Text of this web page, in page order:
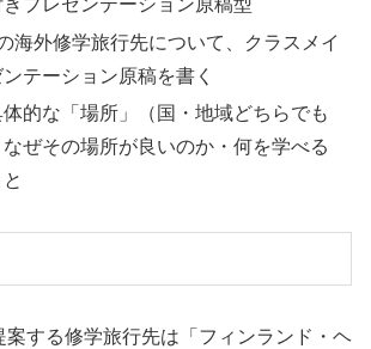
プレゼンテーション原稿型
海外修学旅行先について、クラスメイ
ンテーション原稿を書く
的な「場所」（国・地域どちらでも
ぜその場所が良いのか・何を学べる
する修学旅行先は「フィンランド・ヘ